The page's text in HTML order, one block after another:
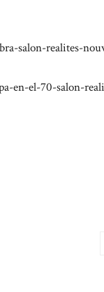
salon-realites-
en-el-70-salon-